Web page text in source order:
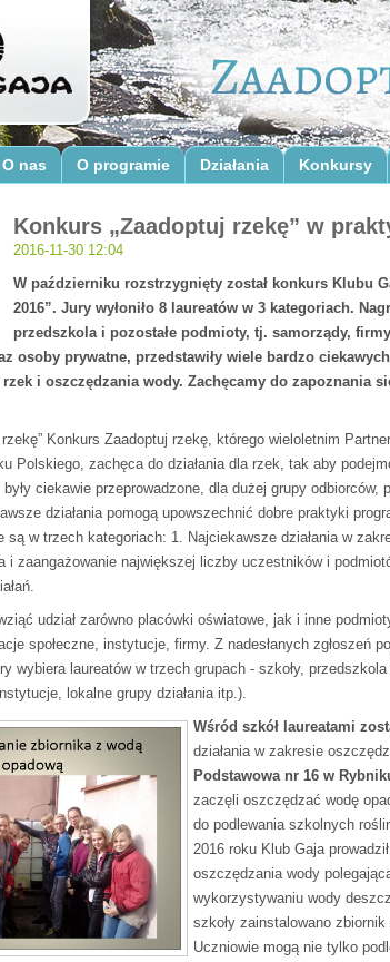
O nas O programie Działania Konkursy
Konkurs „Zaadoptuj rzekę” w
2016-11-30 12:04
W październiku rozstrzygnięty został konkurs Klubu
2016”. Jury wyłoniło 8 laureatów w 3 kategoriach.
przedszkola i pozostałe podmioty, tj. samorządy,
osoby prywatne, przedstawiły wiele bardzo
i oszczędzania wody. Zachęcamy do zapoznania
rzekę” Konkurs Zaadoptuj rzekę, którego wieloletnim
Polskiego, zachęca do działania dla rzek, tak aby
ciekawie przeprowadzone, dla dużej grupy odbiorców,
działania pomogą upowszechnić dobre praktyki
są w trzech kategoriach: 1. Najciekawsze działania w
i zaangażowanie największej liczby uczestników i
udział zarówno placówki oświatowe, jak i inne
społeczne, instytucje, firmy. Z nadesłanych zgłoszeń
wybiera laureatów w trzech grupach - szkoły,
lokalne grupy działania itp.).
Wśród szkół laureatami
działania w zakresie
Podstawowa nr 16 w
zaczęli oszczędzać wodę
do podlewania szkolnych
2016 roku Klub Gaja
oszczędzania wody
wykorzystywaniu wody
szkoły zainstalowano zbiornik
Uczniowie mogą nie tylko